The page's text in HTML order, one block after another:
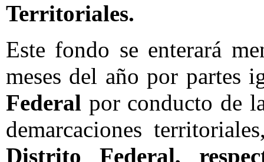
Territoriales.
Este fondo se enterará
meses del año por partes
Federal por conducto de
demarcaciones
Distrito Federal,